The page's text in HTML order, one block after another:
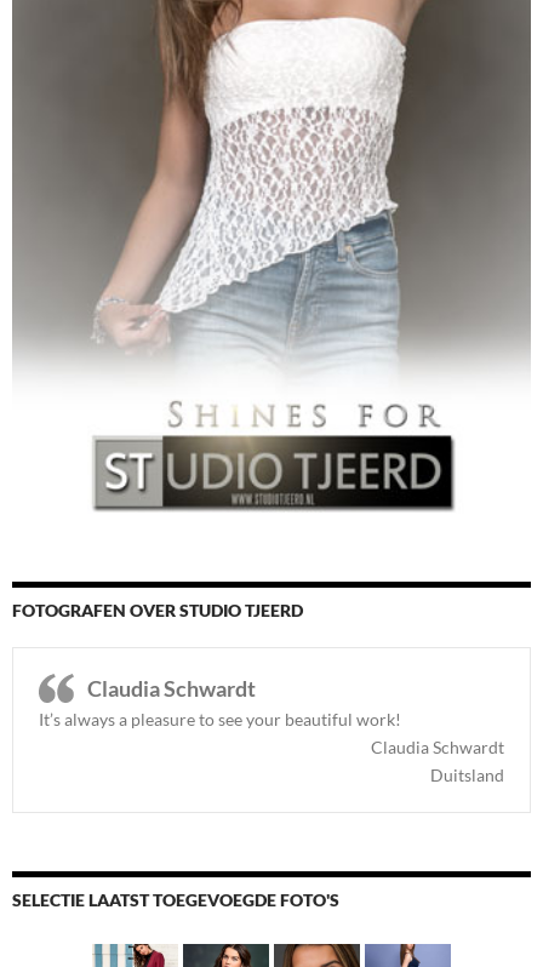
FOTOGRAFEN OVER STUDIO TJEERD
Claudia Schwardt
It’s always a pleasure to see your beautiful work!
Claudia Schwardt
Duitsland
SELECTIE LAATST TOEGEVOEGDE FOTO'S